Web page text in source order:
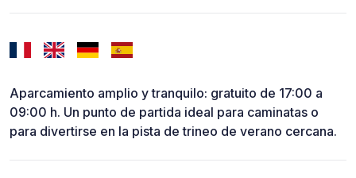
Aparcamiento amplio y tranquilo: gratuito de 17:00 a
09:00 h. Un punto de partida ideal para caminatas o
para divertirse en la pista de trineo de verano cercana.